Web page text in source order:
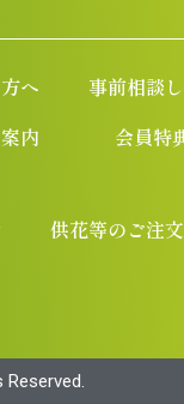
へ 事前相談
内
会員特
供花等のご注文